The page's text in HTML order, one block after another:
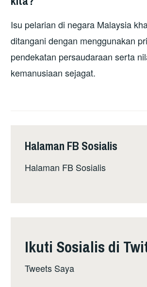
Isu pelarian di negara Malaysia
ditangani dengan menggunakan
pendekatan persaudaraan serta
kemanusiaan sejagat.
Halaman FB Sosialis
Halaman FB Sosialis
Ikuti Sosialis di
Tweets Saya